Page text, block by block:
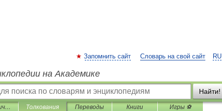
RU
Запомнить сайт Словарь на свой сайт
на Академике
Найти!
Русский орфографический словарь Толкования Переводы Книги Игры ⚽